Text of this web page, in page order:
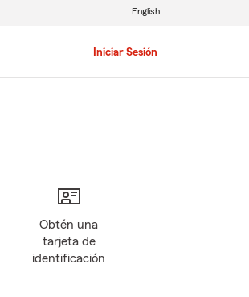
Iniciar Sesión
English
Obtén una
tarjeta de
identificación